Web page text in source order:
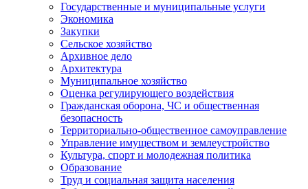
Государственные и муниципальные услуги
Экономика
Закупки
Сельское хозяйство
Архивное дело
Архитектура
Муниципальное хозяйство
Оценка регулирующего воздействия
Гражданская оборона, ЧС и общественная
безопасность
Территориально-общественное самоуправление
Управление имуществом и землеустройство
Культура, спорт и молодежная политика
Образование
Труд и социальная защита населения